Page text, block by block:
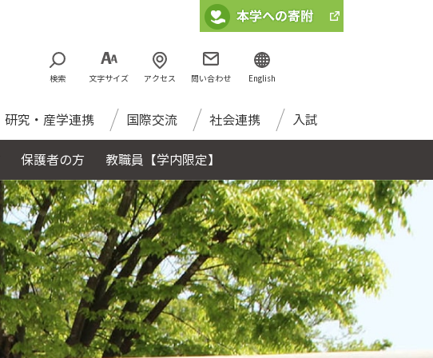
研究・産学連携 国際交流 社会連携 入試
検索 文字サイズ アクセス 問い合わせ English
保護者の方 教職員【学内限定】